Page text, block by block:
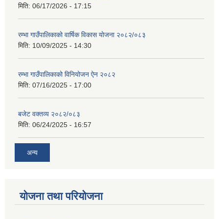
मिति: 06/17/2026 - 17:15
रम्भा गाउँपालिकाको वार्षिक विकास योजना २०८२/०८३
मिति: 10/09/2025 - 14:30
रम्भा गाउँपालिकाको विनियोजन ऐन २०८२
मिति: 07/16/2025 - 17:00
बजेट वक्तव्य २०८२/०८३
मिति: 06/24/2025 - 16:57
अन्य
योजना तथा परियोजना